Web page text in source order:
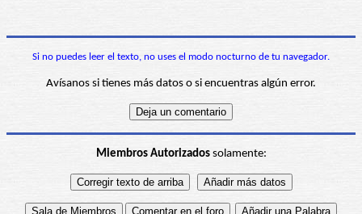
Si no puedes leer el texto, no uses el modo nocturno de tu navegador.
Avísanos si tienes más datos o si encuentras algún error.
Miembros Autorizadossolamente: